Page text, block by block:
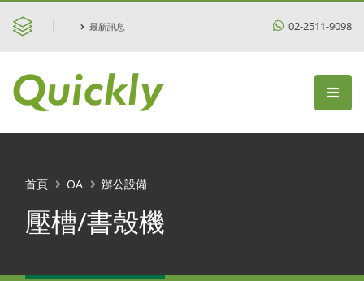
最新訊息 02-2511-9098
壓槽/書殼機
首頁 OA 辦公設備